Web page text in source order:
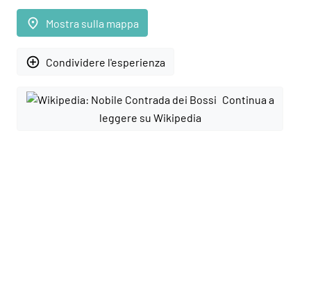
place Mostra sulla mappa
add_circle_outline Condividere l'esperienza
Continua a
leggere su Wikipedia